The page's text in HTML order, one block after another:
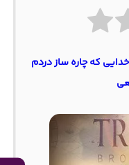
ﻛﻪ ﭼﺎره ﺳﺎز دردم